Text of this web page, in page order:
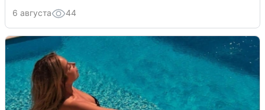
6 августа 44